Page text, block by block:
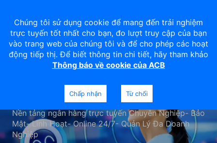
ACB ONE PRO
Nền tảng ngân hàng trực tuyến Chuyên Nghiệp- Bảo
Mật- Linh Hoạt- Online 24/7- Quản Lý Đa Doanh
Nghiệp
Chúng tôi sử dụng cookie để mang đến trải nghiệm
trực tuyến tốt nhất cho bạn, đo lượt truy cập của bạn
vào trang web của chúng tôi và để cho phép các hoạt
động tiếp thị. Để biết thông tin chi tiết, hãy tham khảo
Thông báo về cookie của ACB
Chấp nhận Từ chối